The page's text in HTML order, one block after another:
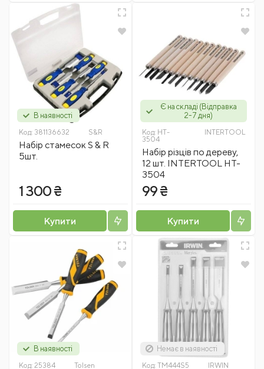
В наявності
Код: 381136632 S&R
Набір стамесок S & R
5шт.
1 300 ₴
Купити
Є на складі (Відправка
2-7 дня)
Код: HT-
3504
INTERTOOL
Набір різців по дереву,
12 шт. INTERTOOL HT-
3504
99 ₴
Купити
В наявності
Код: 25384 Tolsen
Немає в наявності
Код: TM444S5 IRWIN